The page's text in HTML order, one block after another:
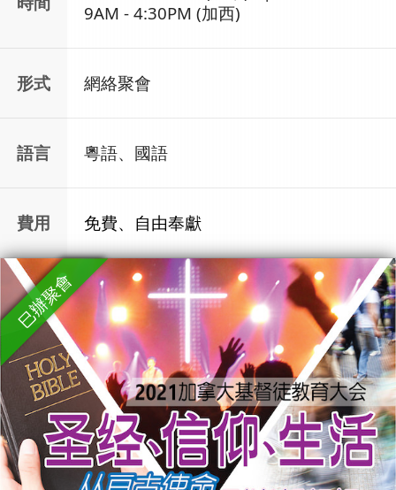
9AM - 4:30PM (加西)
形式 網絡聚會
語言 粵語、國語
費用 免費、自由奉獻